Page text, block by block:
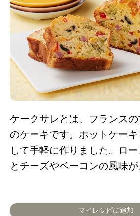
ケークサレとは、フランス
のケーキです。ホットケー
して手軽に作りました。ロ
とチーズやベーコンの風味が
マイレシピに追加